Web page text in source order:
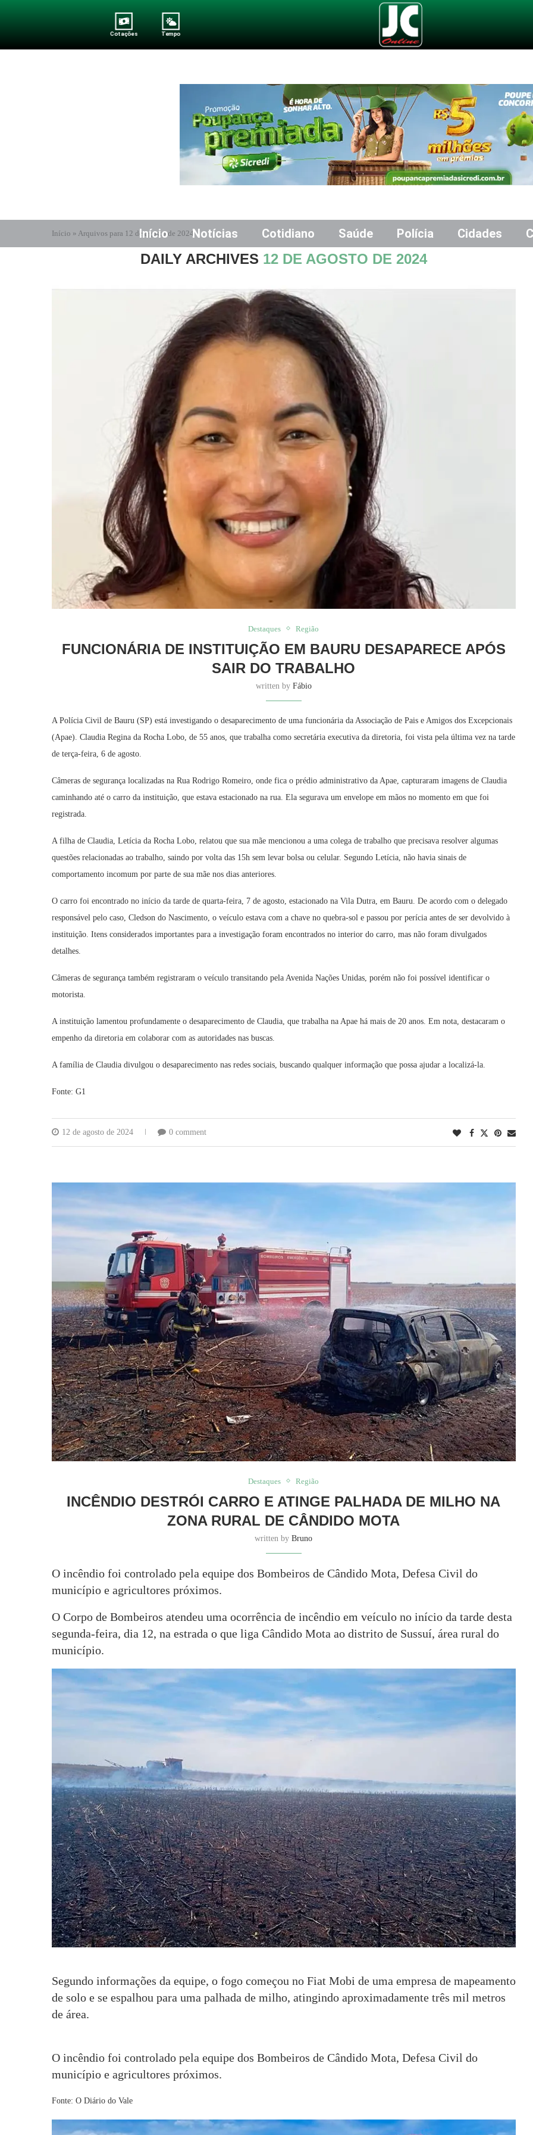
Cotações Tempo
Início Notícias Cotidiano Saúde Polícia Cidades
Início » Arquivos para 12 de agosto de 2024
DAILY ARCHIVES 12 DE AGOSTO DE 2024
Destaques Região
FUNCIONÁRIA DE INSTITUIÇÃO EM BAURU DESAPARECE APÓS
SAIR DO TRABALHO
written by Fábio
A Polícia Civil de Bauru (SP) está investigando o desaparecimento de uma funcionária da Associação de Pais e Amigos dos Excepcionais
(Apae). Claudia Regina da Rocha Lobo, de 55 anos, que trabalha como secretária executiva da diretoria, foi vista pela última vez na tarde
de terça-feira, 6 de agosto.
Câmeras de segurança localizadas na Rua Rodrigo Romeiro, onde fica o prédio administrativo da Apae, capturaram imagens de Claudia
caminhando até o carro da instituição, que estava estacionado na rua. Ela segurava um envelope em mãos no momento em que foi
registrada.
A filha de Claudia, Letícia da Rocha Lobo, relatou que sua mãe mencionou a uma colega de trabalho que precisava resolver algumas
questões relacionadas ao trabalho, saindo por volta das 15h sem levar bolsa ou celular. Segundo Letícia, não havia sinais de
comportamento incomum por parte de sua mãe nos dias anteriores.
O carro foi encontrado no início da tarde de quarta-feira, 7 de agosto, estacionado na Vila Dutra, em Bauru. De acordo com o delegado
responsável pelo caso, Cledson do Nascimento, o veículo estava com a chave no quebra-sol e passou por perícia antes de ser devolvido à
instituição. Itens considerados importantes para a investigação foram encontrados no interior do carro, mas não foram divulgados
detalhes.
Câmeras de segurança também registraram o veículo transitando pela Avenida Nações Unidas, porém não foi possível identificar o
motorista.
A instituição lamentou profundamente o desaparecimento de Claudia, que trabalha na Apae há mais de 20 anos. Em nota, destacaram o
empenho da diretoria em colaborar com as autoridades nas buscas.
A família de Claudia divulgou o desaparecimento nas redes sociais, buscando qualquer informação que possa ajudar a localizá-la.
Fonte: G1
12 de agosto de 2024 0 comment
Destaques Região
INCÊNDIO DESTRÓI CARRO E ATINGE PALHADA DE MILHO NA
ZONA RURAL DE CÂNDIDO MOTA
written byBruno
O incêndio foi controlado pela equipe dos Bombeiros de Cândido Mota, Defesa Civil do
município e agricultores próximos.
O Corpo de Bombeiros atendeu uma ocorrência de incêndio em veículo no início da tarde desta
segunda-feira, dia 12, na estrada o que liga Cândido Mota ao distrito de Sussuí, área rural do
município.
Segundo informações da equipe, o fogo começou no Fiat Mobi de uma empresa de mapeamento
de solo e se espalhou para uma palhada de milho, atingindo aproximadamente três mil metros
de área.
O incêndio foi controlado pela equipe dos Bombeiros de Cândido Mota, Defesa Civil do
município e agricultores próximos.
Fonte: O Diário do Vale